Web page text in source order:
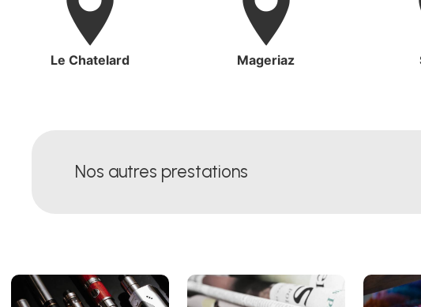
Le Chatelard Mageriaz
Nos autres prestations